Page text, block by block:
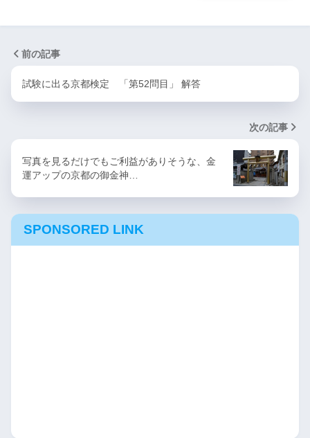
前の記事
試験に出る京都検定 「第52問目」 解答
次の記事
写真を見るだけでもご利益がありそうな、金
運アップの京都の御金神…
SPONSORED LINK